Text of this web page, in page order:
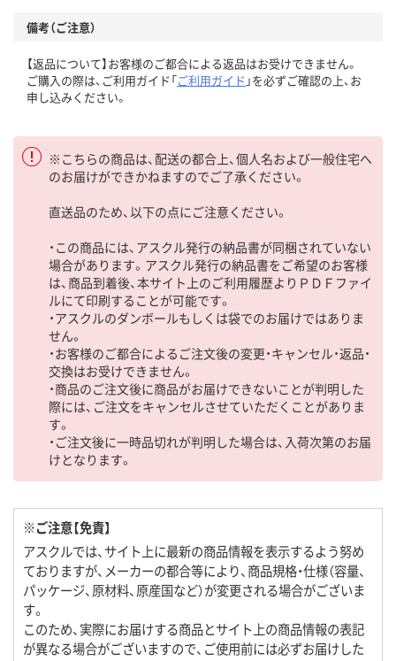
備考（ご注意）
【返品について】お客様のご都合による返品はお受けできません。
ご購入の際は、ご利用ガイド「ご利用ガイド 」を必ずご確認の上、お
申し込みください。
※こちらの商品は、配送の都合上、個人名および一般住宅へ
のお届けができかねますのでご了承ください。
直送品のため、以下の点にご注意ください。
・この商品には、アスクル発行の納品書が同梱されていない
場合があります。アスクル発行の納品書をご希望のお客様
は、商品到着後、本サイト上のご利用履歴よりＰＤＦファイ
ルにて印刷することが可能です。
・アスクルのダンボールもしくは袋でのお届けではありま
せん。
・お客様のご都合によるご注文後の変更・キャンセル・返品・
交換はお受けできません。
・商品のご注文後に商品がお届けできないことが判明した
際には、ご注文をキャンセルさせていただくことがありま
す。
・ご注文後に一時品切れが判明した場合は、入荷次第のお届
けとなります。
※ご注意【免責】
アスクルでは、サイト上に最新の商品情報を表示するよう努め
ておりますが、メーカーの都合等により、商品規格・仕様（容量、
パッケージ、原材料、原産国など）が変更される場合がございま
す。
このため、実際にお届けする商品とサイト上の商品情報の表記
が異なる場合がございますので、ご使用前には必ずお届けした